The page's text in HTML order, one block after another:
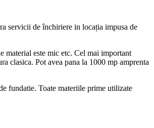
servicii de închiriere in locația impusa de
material este mic etc. Cel mai important
clasica. Pot avea pana la 1000 mp amprenta
fundatie. Toate materiile prime utilizate